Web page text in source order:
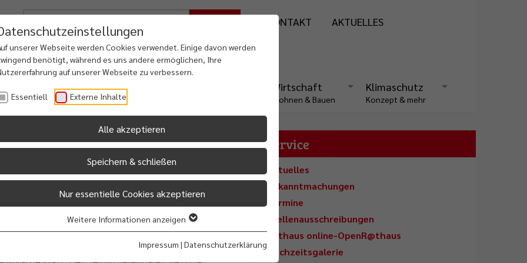
unserer Webseite werden Cookies verwendet. Einige davon werden
benötigt, während es uns andere ermöglichen, Ihre
auf unserer Webseite zu verbessern.
Essentiell Externe Inhalte
Alle akzeptieren
Speichern & schließen
Nur essentielle Cookies akzeptieren
Weitere Informationen anzeigen
Impressum | Datenschutzerklärung
KONTAKT AKTUELLES
& Familie
Freizeit
Kultur & Touristik
Wirtschaft
Wohnen & Bauen
Klimaschutz
Konzept & mehr
der Zeit von 9:00 bis 12:00 Uhr im Fehnhaus, 1.
Service
Aktuelles
Bekanntmachungen
Termine
Stellenausschreibungen
Rathaus online-OpenR@thaus
Hochzeitsgalerie